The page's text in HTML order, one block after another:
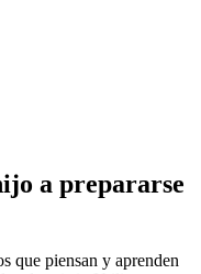
a prepararse
que piensan y aprenden